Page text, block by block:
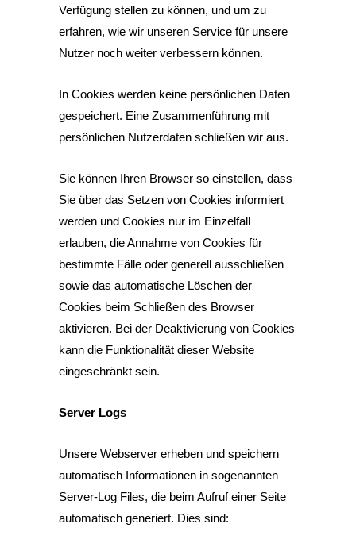
Verfügung stellen zu können, und um zu
erfahren, wie wir unseren Service für unsere
Nutzer noch weiter verbessern können.
In Cookies werden keine persönlichen Daten
gespeichert. Eine Zusammenführung mit
persönlichen Nutzerdaten schließen wir aus.
Sie können Ihren Browser so einstellen, dass
Sie über das Setzen von Cookies informiert
werden und Cookies nur im Einzelfall
erlauben, die Annahme von Cookies für
bestimmte Fälle oder generell ausschließen
sowie das automatische Löschen der
Cookies beim Schließen des Browser
aktivieren. Bei der Deaktivierung von Cookies
kann die Funktionalität dieser Website
eingeschränkt sein.
Server Logs
Unsere Webserver erheben und speichern
automatisch Informationen in sogenannten
Server-Log Files, die beim Aufruf einer Seite
automatisch generiert. Dies sind: